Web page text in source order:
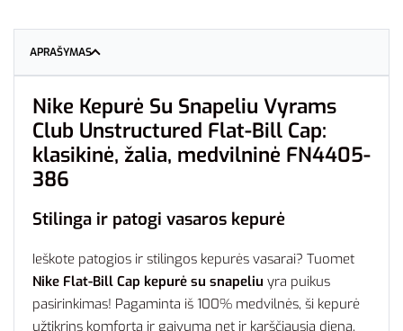
APRAŠYMAS
Nike Kepurė Su Snapeliu Vyrams
Club Unstructured Flat-Bill Cap:
klasikinė, žalia, medvilninė FN4405-
386
Stilinga ir patogi vasaros kepurė
Ieškote patogios ir stilingos kepurės vasarai? Tuomet
Nike Flat-Bill Cap kepurė su snapeliu yra puikus
pasirinkimas! Pagaminta iš 100% medvilnės, ši kepurė
užtikrins komfortą ir gaivumą net ir karščiausią dieną.